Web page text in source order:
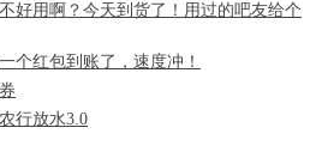
好用啊？今天到货了！用过的吧友给个
个红包到账了，速度冲！
行放水3.0